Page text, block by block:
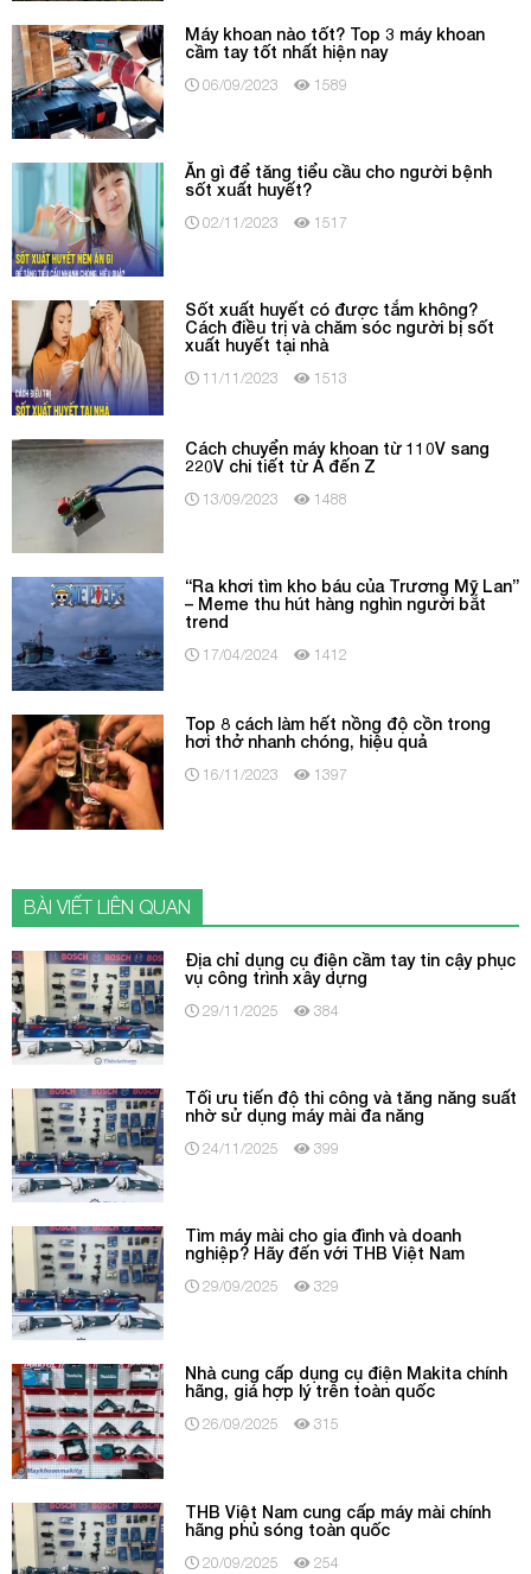
Máy khoan nào tốt? Top 3 máy khoan
cầm tay tốt nhất hiện nay
06/09/2023 1589
Ăn gì để tăng tiểu cầu cho người bệnh
sốt xuất huyết?
02/11/2023 1517
Sốt xuất huyết có được tắm không?
Cách điều trị và chăm sóc người bị sốt
xuất huyết tại nhà
11/11/2023 1513
Cách chuyển máy khoan từ 110V sang
220V chi tiết từ A đến Z
13/09/2023 1488
“Ra khơi tìm kho báu của Trương Mỹ Lan”
– Meme thu hút hàng nghìn người bắt
trend
17/04/2024 1412
Top 8 cách làm hết nồng độ cồn trong
hơi thở nhanh chóng, hiệu quả
16/11/2023 1397
BÀI VIẾT LIÊN QUAN
Địa chỉ dụng cụ điện cầm tay tin cậy phục
vụ công trình xây dựng
29/11/2025 384
Tối ưu tiến độ thi công và tăng năng suất
nhờ sử dụng máy mài đa năng
24/11/2025 399
Tìm máy mài cho gia đình và doanh
nghiệp? Hãy đến với THB Việt Nam
29/09/2025 329
Nhà cung cấp dụng cụ điện Makita chính
hãng, giá hợp lý trên toàn quốc
26/09/2025 315
THB Việt Nam cung cấp máy mài chính
hãng phủ sóng toàn quốc
20/09/2025 254